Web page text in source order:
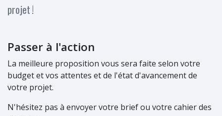
projet!
Passer à l'action
La meilleure proposition vous sera faite selon votre
budget et vos attentes et de l'état d'avancement de
votre projet.
N'hésitez pas à envoyer votre brief ou votre cahier des